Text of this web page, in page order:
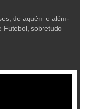
de aquém e além-
Futebol, sobretudo